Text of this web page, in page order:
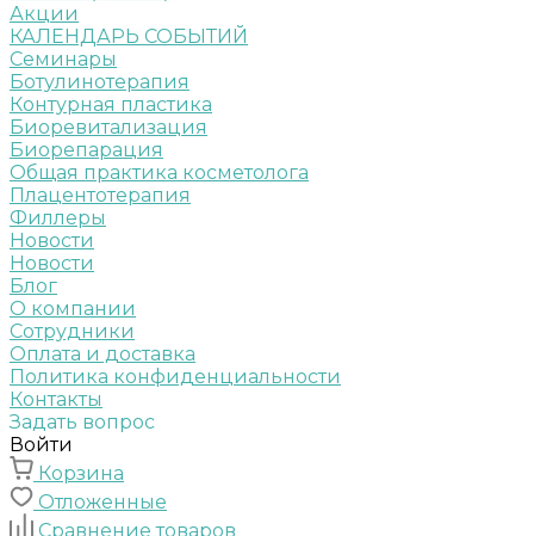
Акции
КАЛЕНДАРЬ СОБЫТИЙ
Семинары
Ботулинотерапия
Контурная пластика
Биоревитализация
Биорепарация
Общая практика косметолога
Плацентотерапия
Филлеры
Новости
Новости
Блог
О компании
Сотрудники
Оплата и доставка
Политика конфиденциальности
Контакты
Задать вопрос
Войти
Корзина
Отложенные
Сравнение товаров